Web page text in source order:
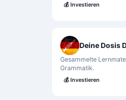
💰 Investieren
Deine Dosis
Gesammelte
Grammatik.
💰 Investieren